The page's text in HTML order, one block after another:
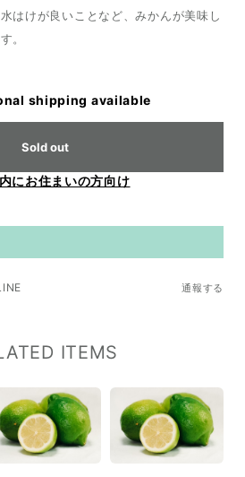
はけが良いことなど、みかんが美味し
。
shipping available
Sold out
にお住まいの方向け
通報する
ITEMS